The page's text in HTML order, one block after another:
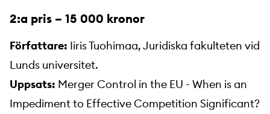
2:a pris – 15 000 kronor
Författare: Iiris Tuohimaa, Juridiska fakulteten vid
Lunds universitet.
Uppsats: Merger Control in the EU - When is an
Impediment to Effective Competition Significant?